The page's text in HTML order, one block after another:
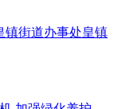
街道办事处皇镇